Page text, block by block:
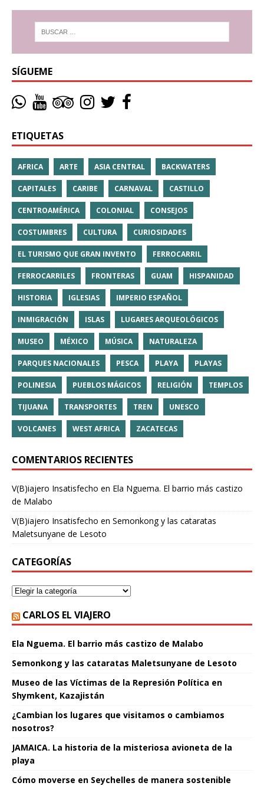
SÍGUEME
ETIQUETAS
AFRICA ARTE ASIA CENTRAL BACKWATERS
CAPITALES CARIBE CARNAVAL CASTILLO
CENTROAMÉRICA COLONIAL CONSEJOS
COSTUMBRES CULTURA CURIOSIDADES
EL TURISMO QUE GRAN INVENTO FERROCARRIL
FERROCARRILES FRONTERAS GUAM HISPANIDAD
HISTORIA IGLESIAS IMPERIO ESPAÑOL
INMIGRACIÓN ISLAS LUGARES ARQUEOLÓGICOS
MUSEO MÉXICO MÚSICA NATURALEZA
PARQUES NACIONALES PESCA PLAYA PLAYAS
POLINESIA PUEBLOS MÁGICOS RELIGIÓN TEMPLOS
TIJUANA TRANSPORTES TREN UNESCO
VOLCANES WEST AFRICA ZACATECAS
COMENTARIOS RECIENTES
V(B)iajero Insatisfecho en Ela Nguema. El barrio más castizo
de Malabo
V(B)iajero Insatisfecho en Semonkong y las cataratas
Maletsunyane de Lesoto
CATEGORÍAS
CARLOS EL VIAJERO
Ela Nguema. El barrio más castizo de Malabo
Semonkong y las cataratas Maletsunyane de Lesoto
Museo de las Víctimas de la Represión Política en
Shymkent, Kazajistán
¿Cambian los lugares que visitamos o cambiamos
nosotros?
JAMAICA. La historia de la misteriosa avioneta de la
playa
Cómo moverse en Seychelles de manera sostenible